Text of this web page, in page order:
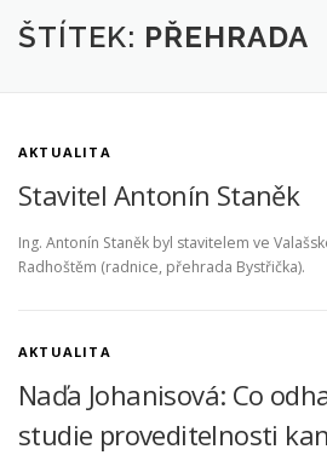
AKTUALITY HISTORIE
KE STAŽENÍ KOTRLA.COM
ČTENÍ A POVĚSTI SKÁLY
ŠTÍTEK: PŘEHRADA
AKTUALITA
Stavitel Antonín Staněk
Ing. Antonín Staněk byl stavitelem ve
Radhoštěm (radnice, přehrada Bystřička).
AKTUALITA
Naďa Johanisová: Co
studie proveditelnosti